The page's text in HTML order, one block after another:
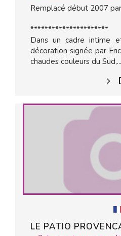
Remplacé début 2007
**********************
Dans un cadre intime
décoration signée par
chaudes couleurs du Sud,...
LE PATIO